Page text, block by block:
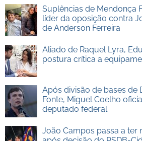
Suplências de Mendonça
líder da oposição contra
de Anderson Ferreira
Aliado de Raquel Lyra,
postura crítica a
Após divisão de bases de
Fonte, Miguel Coelho
deputado federal
João Campos passa a ter